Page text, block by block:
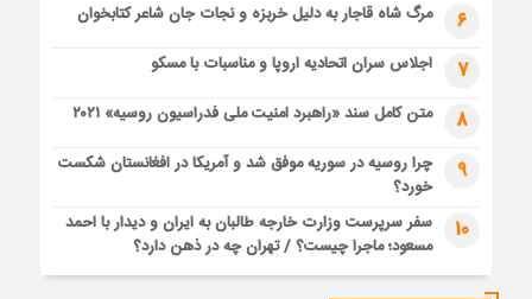
6 مرگ شاه قاجار به دلیل خربزه و نجات جان شاعر کتابخوان
7 اجلاس سران اتحادیه اروپا و مناسبات با مسکو
8 متن کامل سند «راهبرد امنیت ملی فدراسیون روسیه» ۲۰۲۱
9
چرا روسیه در سوریه موفق شد و آمریکا در افغانستان شکست
خورد؟
10
سفر سرپرست وزارت خارجه طالبان به ایران و دیدار با احمد
مسعود؛ ماجرا چیست؟ / تهران چه در ذهن دارد؟